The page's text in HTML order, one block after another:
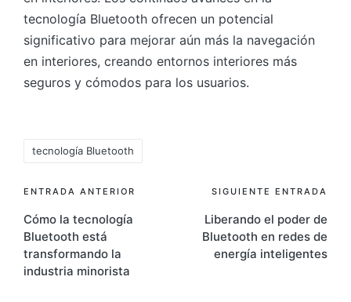
tecnología Bluetooth ofrecen un potencial
significativo para mejorar aún más la navegación
en interiores, creando entornos interiores más
seguros y cómodos para los usuarios.
tecnología Bluetooth
Navegación
de
entradas
ENTRADA ANTERIOR
Cómo la tecnología
Bluetooth está
transformando la
industria minorista
SIGUIENTE ENTRADA
Liberando el poder de
Bluetooth en redes de
energía inteligentes